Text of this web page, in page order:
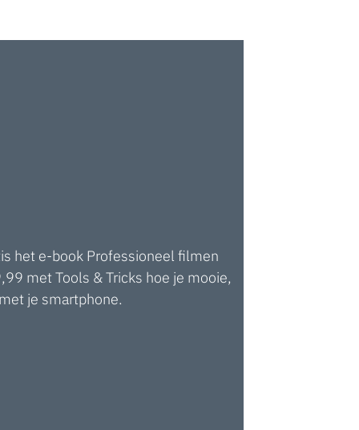
het e-book Professioneel filmen
met Tools & Tricks hoe je mooie,
je smartphone.